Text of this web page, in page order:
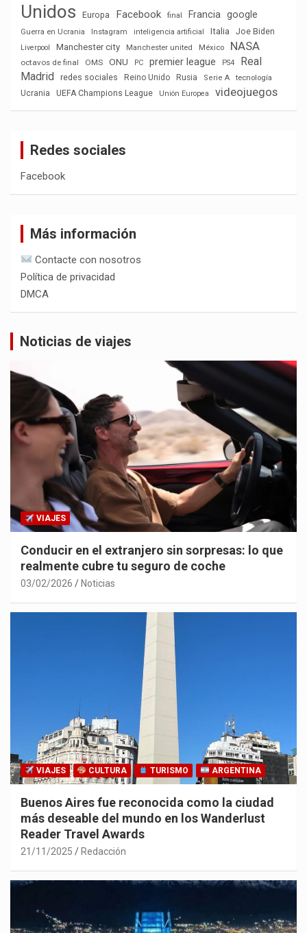
Unidos
Europa Facebook final Francia google
Guerra en Ucrania Instagram inteligencia artificial Italia Joe Biden
Liverpool Manchester city Manchester united México NASA
octavos de final OMS ONU PC premier league PS4
Real
Madrid
redes sociales Reino Unido Rusia Serie A
tecnología
Ucrania
UEFA Champions League Unión Europea videojuegos
Redes sociales
Facebook
Más información
Contacte con nosotros
Política de privacidad
DMCA
Noticias de viajes
VIAJES
Conducir en el extranjero sin sorpresas: lo que
realmente cubre tu seguro de coche
03/02/2026 Noticias
VIAJES CULTURA TURISMO ARGENTINA
Buenos Aires fue reconocida como la ciudad
más deseable del mundo en los Wanderlust
Reader Travel Awards
21/11/2025 Redacción